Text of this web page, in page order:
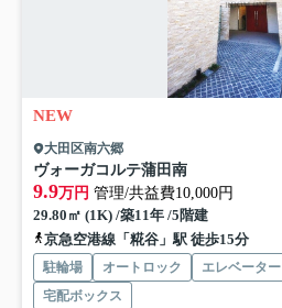
NEW
大田区南六郷
ヴォーガコルテ蒲田南
9.9万円 管理/共益費10,000円
29.80㎡ (1K) /築11年 /5階建
京急空港線「糀谷」駅 徒歩15分
駐輪場 オートロック エレベーター
宅配ボックス